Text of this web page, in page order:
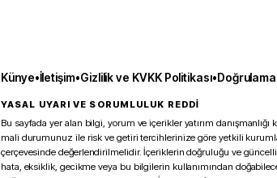
Künye•İletişim•Gizlilik ve KVKK Politikası•
YASAL UYARI VE SORUMLULUK REDDİ
Bu sayfada yer alan bilgi, yorum ve içerikler yatırım danışmanlığı
mali durumunuz ile risk ve getiri tercihlerinize göre yetkili
çerçevesinde değerlendirilmelidir. İçeriklerin doğruluğu ve
hata, eksiklik, gecikme veya bu bilgilerin kullanımından